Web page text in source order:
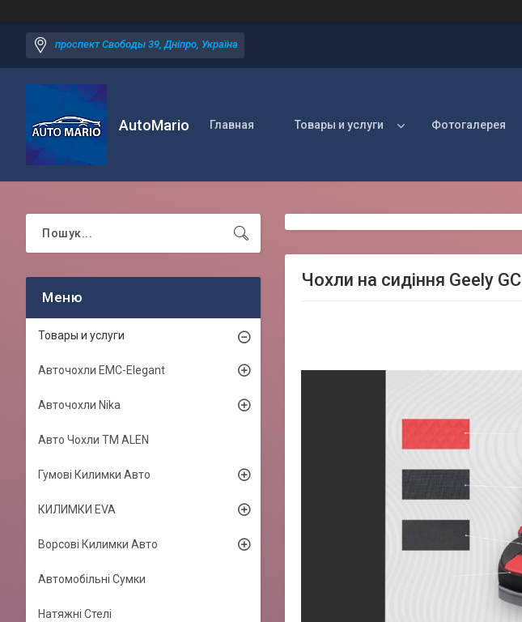
проспект Свободы 39, Дніпро, Україна
AutoMario Главная Товары и услуги Фотогалерея
Чохли на сидіння Geely
Товары и услуги
Авточохли EMC-Elegant
Авточохли Nika
Авто Чохли TM ALEN
Гумові Килимки Авто
КИЛИМКИ EVA
Ворсові Килимки Авто
Автомобільні Сумки
Натяжні Стелі